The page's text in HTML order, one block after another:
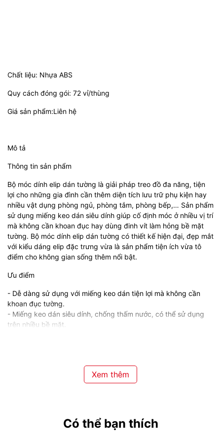
Chất liệu: Nhựa ABS
Quy cách đóng gói: 72 vỉ/thùng
Giá sản phẩm:Liên hệ
Mô tả
Thông tin sản phẩm
Bộ móc dính elip dán tường là giải pháp treo đồ đa năng, tiện
lợi cho những gia đình cần thêm diện tích lưu trữ phụ kiện hay
nhiều vật dụng phòng ngủ, phòng tắm, phòng bếp,… Sản phẩm
sử dụng miếng keo dán siêu dính giúp cố định móc ở nhiều vị trí
mà không cần khoan đục hay dùng đinh vít làm hỏng bề mặt
tường. Bộ móc dính elip dán tường có thiết kế hiện đại, đẹp mắt
với kiểu dáng elip đặc trưng vừa là sản phẩm tiện ích vừa tô
điểm cho không gian sống thêm nổi bật.
Ưu điểm
- Dễ dàng sử dụng với miếng keo dán tiện lợi mà không cần
khoan đục tường.
- Miếng keo dán siêu dính, chống thấm nước, có thể sử dụng
trên nhiều bề mặt.
- Thiết kế nhỏ gọn, có thể linh hoạt dán được ở nhiều vị trí, giúp
nhặn giúp tô điểm cho không gian sử dụng.
Xem thêm
Có thể bạn thích